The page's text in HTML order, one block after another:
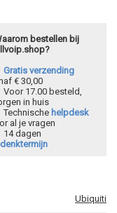
bestellen bij
Gratis verzending
€ 30,00
Voor 17.00 besteld,
in huis
Technische helpdesk
al je vragen
14 dagen
Ubiquiti